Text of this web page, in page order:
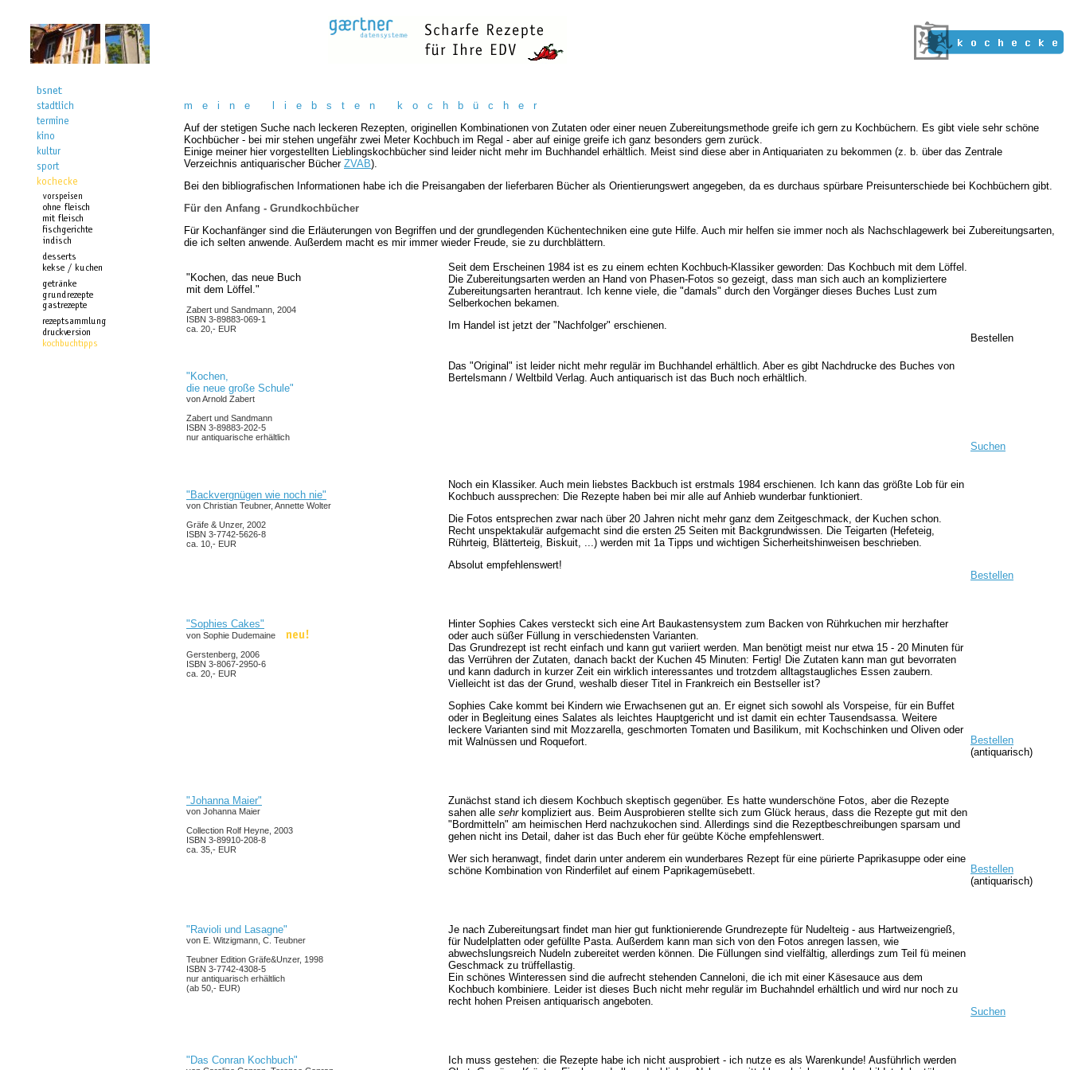
m e i n e l i e b s t e n k o c h b ü c h e r
Auf der stetigen Suche nach leckeren Rezepten, originellen Kombinationen von Zutaten oder einer neuen Zubereitungsmethode greife ich gern zu Kochbüchern. Es gibt viele sehr schöne
Kochbücher - bei mir stehen ungefähr zwei Meter Kochbuch im Regal - aber auf einige greife ich ganz besonders gern zurück.
Einige meiner hier vorgestellten Lieblingskochbücher sind leider nicht mehr im Buchhandel erhältlich. Meist sind diese aber in Antiquariaten zu bekommen (z. b. über das Zentrale
Verzeichnis antiquarischer Bücher ZVAB).
Bei den bibliografischen Informationen habe ich die Preisangaben der lieferbaren Bücher als Orientierungswert angegeben, da es durchaus spürbare Preisunterschiede bei Kochbüchern gibt.
Für den Anfang - Grundkochbücher
Für Kochanfänger sind die Erläuterungen von Begriffen und der grundlegenden Küchentechniken eine gute Hilfe. Auch mir helfen sie immer noch als Nachschlagewerk bei Zubereitungsarten,
die ich selten anwende. Außerdem macht es mir immer wieder Freude, sie zu durchblättern.
"Kochen, das neue Buch
mit dem Löffel."
Zabert und Sandmann, 2004
ISBN 3-89883-069-1
ca. 20,- EUR
Seit dem Erscheinen 1984 ist es zu einem echten Kochbuch-Klassiker geworden: Das Kochbuch mit dem Löffel.
Die Zubereitungsarten werden an Hand von Phasen-Fotos so gezeigt, dass man sich auch an kompliziertere
Zubereitungsarten herantraut. Ich kenne viele, die "damals" durch den Vorgänger dieses Buches Lust zum
Selberkochen bekamen.
Im Handel ist jetzt der "Nachfolger" erschienen.
Bestellen
"Kochen,
die neue große Schule"
von Arnold Zabert
Zabert und Sandmann
ISBN 3-89883-202-5
nur antiquarische erhältlich
Das "Original" ist leider nicht mehr regulär im Buchhandel erhältlich. Aber es gibt Nachdrucke des Buches von
Bertelsmann / Weltbild Verlag. Auch antiquarisch ist das Buch noch erhältlich.
Suchen
"Backvergnügen wie noch nie"
von Christian Teubner, Annette Wolter
Gräfe & Unzer, 2002
ISBN 3-7742-5626-8
ca. 10,- EUR
Noch ein Klassiker. Auch mein liebstes Backbuch ist erstmals 1984 erschienen. Ich kann das größte Lob für ein
Kochbuch aussprechen: Die Rezepte haben bei mir alle auf Anhieb wunderbar funktioniert.
Die Fotos entsprechen zwar nach über 20 Jahren nicht mehr ganz dem Zeitgeschmack, der Kuchen schon.
Recht unspektakulär aufgemacht sind die ersten 25 Seiten mit Backgrundwissen. Die Teigarten (Hefeteig,
Rührteig, Blätterteig, Biskuit, ...) werden mit 1a Tipps und wichtigen Sicherheitshinweisen beschrieben.
Absolut empfehlenswert!
Bestellen
"Sophies Cakes"
von Sophie Dudemaine
Gerstenberg, 2006
ISBN 3-8067-2950-6
ca. 20,- EUR
Hinter Sophies Cakes versteckt sich eine Art Baukastensystem zum Backen von Rührkuchen mir herzhafter
oder auch süßer Füllung in verschiedensten Varianten.
Das Grundrezept ist recht einfach und kann gut variiert werden. Man benötigt meist nur etwa 15 - 20 Minuten für
das Verrühren der Zutaten, danach backt der Kuchen 45 Minuten: Fertig! Die Zutaten kann man gut bevorraten
und kann dadurch in kurzer Zeit ein wirklich interessantes und trotzdem alltagstaugliches Essen zaubern.
Vielleicht ist das der Grund, weshalb dieser Titel in Frankreich ein Bestseller ist?
Sophies Cake kommt bei Kindern wie Erwachsenen gut an. Er eignet sich sowohl als Vorspeise, für ein Buffet
oder in Begleitung eines Salates als leichtes Hauptgericht und ist damit ein echter Tausendsassa. Weitere
leckere Varianten sind mit Mozzarella, geschmorten Tomaten und Basilikum, mit Kochschinken und Oliven oder
mit Walnüssen und Roquefort.
Bestellen
(antiquarisch)
"Johanna Maier"
von Johanna Maier
Collection Rolf Heyne, 2003
ISBN 3-89910-208-8
ca. 35,- EUR
Zunächst stand ich diesem Kochbuch skeptisch gegenüber. Es hatte wunderschöne Fotos, aber die Rezepte
sahen alle sehrkompliziert aus. Beim Ausprobieren stellte sich zum Glück heraus, dass die Rezepte gut mit den
"Bordmitteln" am heimischen Herd nachzukochen sind. Allerdings sind die Rezeptbeschreibungen sparsam und
gehen nicht ins Detail, daher ist das Buch eher für geübte Köche empfehlenswert.
Wer sich heranwagt, findet darin unter anderem ein wunderbares Rezept für eine pürierte Paprikasuppe oder eine
schöne Kombination von Rinderfilet auf einem Paprikagemüsebett.
Bestellen
(antiquarisch)
"Ravioli und Lasagne"
von E. Witzigmann, C. Teubner
Teubner Edition Gräfe&Unzer, 1998
ISBN 3-7742-4308-5
nur antiquarisch erhältlich
(ab 50,- EUR)
Je nach Zubereitungsart findet man hier gut funktionierende Grundrezepte für Nudelteig - aus Hartweizengrieß,
für Nudelplatten oder gefüllte Pasta. Außerdem kann man sich von den Fotos anregen lassen, wie
abwechslungsreich Nudeln zubereitet werden können. Die Füllungen sind vielfältig, allerdings zum Teil fü meinen
Geschmack zu trüffellastig.
Ein schönes Winteressen sind die aufrecht stehenden Canneloni, die ich mit einer Käsesauce aus dem
Kochbuch kombiniere. Leider ist dieses Buch nicht mehr regulär im Buchahndel erhältlich und wird nur noch zu
recht hohen Preisen antiquarisch angeboten.
Suchen
"Das Conran Kochbuch"
Ich muss gestehen: die Rezepte habe ich nicht ausprobiert - ich nutze es als Warenkunde! Ausführlich werden